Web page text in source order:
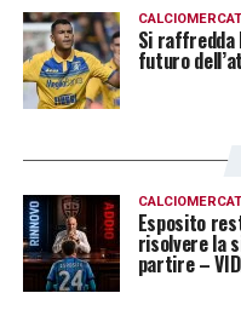
lavorare: serve
voglia di
giusto per farlo. In
permesso di
di non spremere
importante perché
è e sarà per
Si raffredda
futuro
Esposito
risolvere la
partire –